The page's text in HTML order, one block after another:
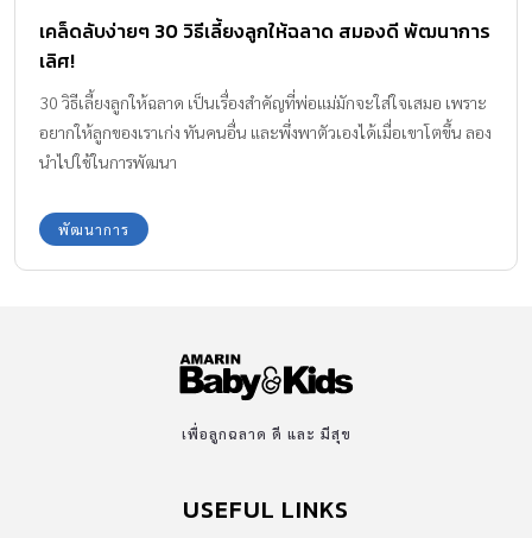
เคล็ดลับง่ายๆ 30 วิธีเลี้ยงลูกให้ฉลาด สมองดี พัฒนาการ
เลิศ!
30 วิธีเลี้ยงลูกให้ฉลาด เป็นเรื่องสำคัญที่พ่อแม่มักจะใส่ใจเสมอ เพราะ
อยากให้ลูกของเราเก่ง ทันคนอื่น และพึ่งพาตัวเองได้เมื่อเขาโตขึ้น ลอง
นำไปใช้ในการพัฒนา
พัฒนาการ
เพื่อลูกฉลาด ดี และ มีสุข
USEFUL LINKS